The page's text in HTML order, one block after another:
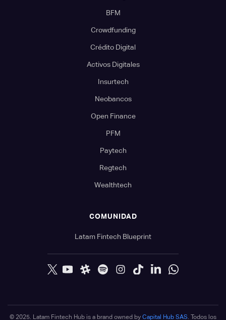
BFM
Crowdfunding
Crédito Digital
Activos Digitales
Insurtech
Neobancos
Open Finance
PFM
Paytech
Regtech
Wealthtech
COMUNIDAD
Latam Fintech Blueprint
© 2025. Latam Fintech Hub is a brand owned by Capital Hub SAS . Todos los